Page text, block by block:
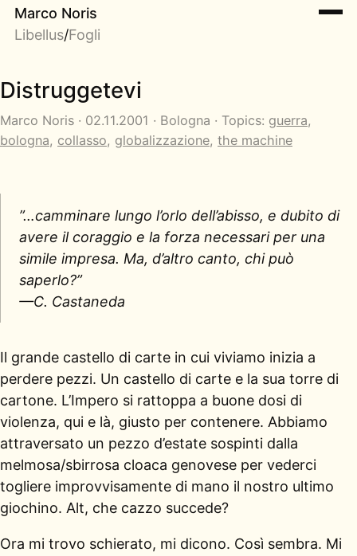
Marco Noris
Libellus/Fogli
Distruggetevi
Marco Noris · 02.11.2001 · Bologna · Topics: guerra,
bologna, collasso, globalizzazione, the machine
”…camminare lungo l’orlo dell’abisso, e dubito di
avere il coraggio e la forza necessari per una
simile impresa. Ma, d’altro canto, chi può
saperlo?”
—C. Castaneda
Il grande castello di carte in cui viviamo inizia a
perdere pezzi. Un castello di carte e la sua torre di
cartone. L’Impero si rattoppa a buone dosi di
violenza, qui e là, giusto per contenere. Abbiamo
attraversato un pezzo d’estate sospinti dalla
melmosa/sbirrosa cloaca genovese per vederci
togliere improvvisamente di mano il nostro ultimo
giochino. Alt, che cazzo succede?
Ora mi trovo schierato, mi dicono. Così sembra. Mi